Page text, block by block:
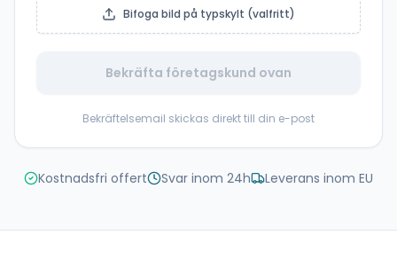
Bifoga bild på typskylt (valfritt)
Bekräfta företagskund ovan
Bekräftelsemail skickas direkt till din e-post
Kostnadsfri offert Svar inom 24h Leverans inom EU